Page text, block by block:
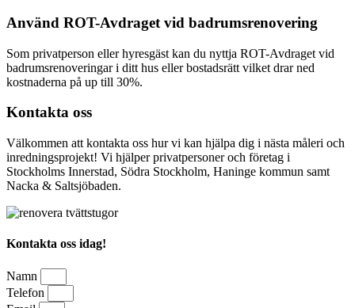
Använd ROT-Avdraget vid badrumsrenovering
Som privatperson eller hyresgäst kan du nyttja ROT-Avdraget vid
badrumsrenoveringar i ditt hus eller bostadsrätt vilket drar ned
kostnaderna på up till 30%.
Kontakta oss
Välkommen att kontakta oss hur vi kan hjälpa dig i nästa måleri och
inredningsprojekt! Vi hjälper privatpersoner och företag i
Stockholms Innerstad, Södra Stockholm, Haninge kommun samt
Nacka & Saltsjöbaden.
Kontakta oss idag!
Namn
Telefon